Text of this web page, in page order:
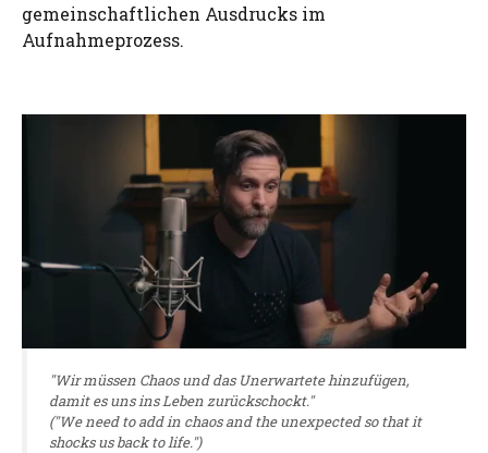
gemeinschaftlichen Ausdrucks im
Aufnahmeprozess.
"Wir müssen Chaos und das Unerwartete hinzufügen,
damit es uns ins Leben zurückschockt."
("We need to add in chaos and the unexpected so that it
shocks us back to life.")